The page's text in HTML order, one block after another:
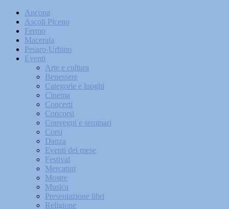
Ancona
Ascoli Piceno
Fermo
Macerata
Pesaro-Urbino
Eventi
Arte e cultura
Benessere
Categorie e luoghi
Cinema
Concerti
Concorsi
Convegni e seminari
Corsi
Danza
Eventi del mese
Festival
Mercatini
Mostre
Musica
Presentazione libri
Religione